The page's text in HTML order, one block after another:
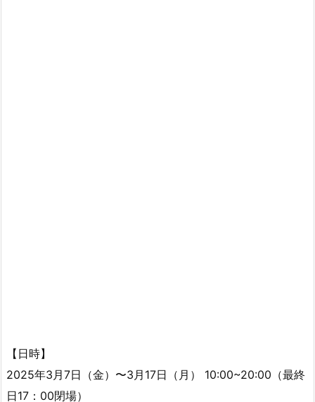
【日時】
2025年3月7日（金）〜3月17日（月） 10:00~20:00（最終
日17：00閉場）